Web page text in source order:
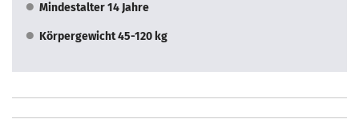
Mindestalter 14 Jahre
Körpergewicht 45-120 kg